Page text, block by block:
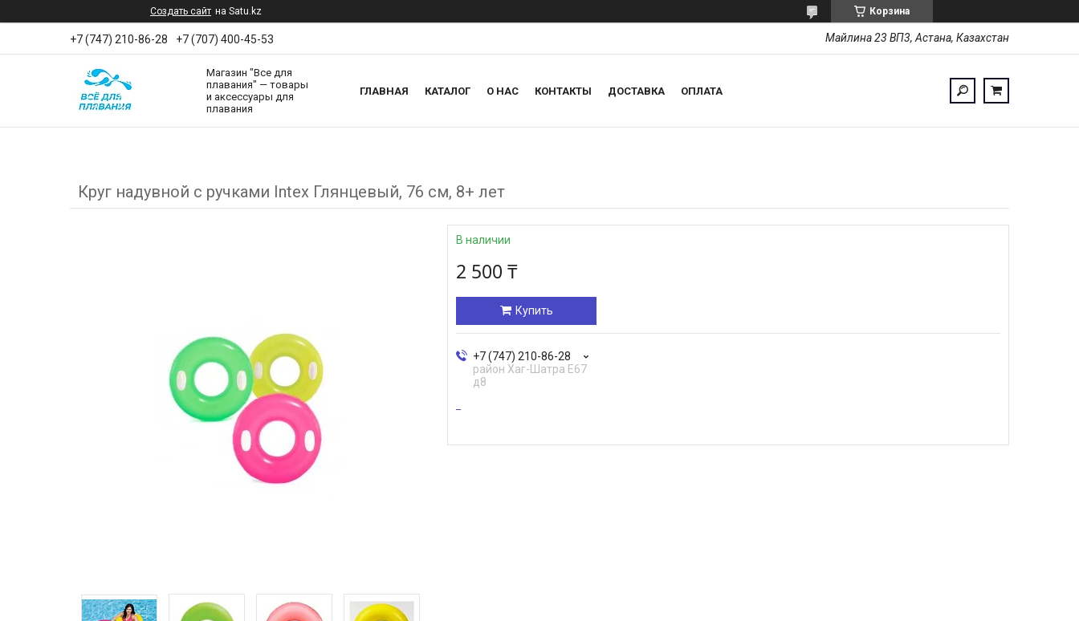
Создать сайт на Satu.kz Корзина
+7 (747) 210-86-28 +7 (707) 400-45-53 Майлина 23 ВП3, Астана, Казахстан
Магазин "Все для
плавания" — товары
и аксессуары для
плавания
ГЛАВНАЯ КАТАЛОГ О НАС КОНТАКТЫ ДОСТАВКА ОПЛАТА
Круг надувной с ручками Intex Глянцевый, 76 см, 8+ лет
В наличии
2 500 ₸
Купить
+7 (747) 210-86-28
район Хаг-Шатра Е67
д8